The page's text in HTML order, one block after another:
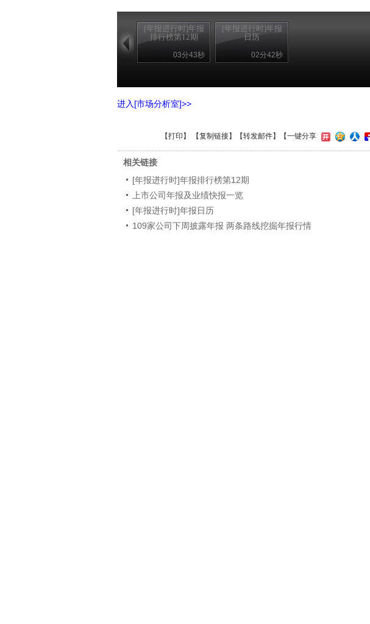
[年报进行时]年报
排行榜第12期
03分43秒
[年报进行时]年报
日历
02分42秒
进入[市场分析室]>>
【打印 】 【复制链接】【转发邮件】 【一键分享
相关链接
[年报进行时]年报排行榜第12期
上市公司年报及业绩快报一览
[年报进行时]年报日历
109家公司下周披露年报 两条路线挖掘年报行情